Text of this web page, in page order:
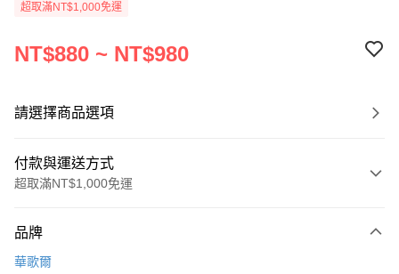
超取滿NT$1,000免運
NT$880 ~ NT$980
請選擇商品選項
付款與運送方式
超取滿NT$1,000免運
信用卡一次付款
品牌
華歌爾